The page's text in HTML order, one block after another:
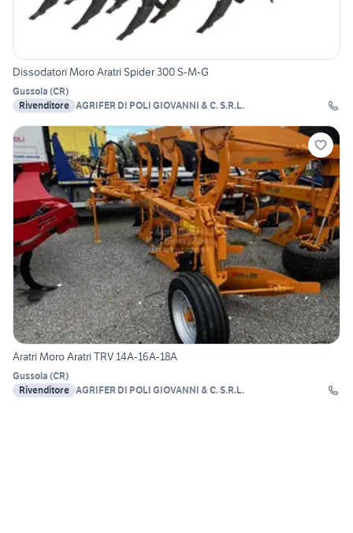
Dissodatori Moro Aratri Spider 300 S-M-G
Gussola (CR)
Rivenditore AGRIFER DI POLI GIOVANNI & C. S.R.L.
Aratri Moro Aratri TRV 14A-16A-18A
Gussola (CR)
Rivenditore AGRIFER DI POLI GIOVANNI & C. S.R.L.